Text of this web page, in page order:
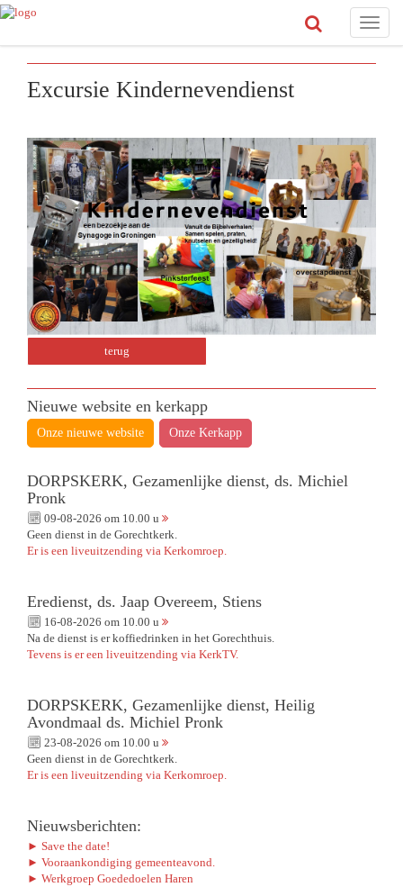
Toggle
Excursie Kindernevendienst
terug
Nieuwe website en kerkapp
Onze nieuwe website Onze Kerkapp
DORPSKERK, Gezamenlijke dienst, ds. Michiel
Pronk
09-08-2026 om 10.00 u
Geen dienst in de Gorechtkerk.
Er is een liveuitzending via Kerkomroep.
Eredienst, ds. Jaap Overeem, Stiens
16-08-2026 om 10.00 u
Na de dienst is er koffiedrinken in het Gorechthuis.
Tevens is er een liveuitzending via KerkTV.
DORPSKERK, Gezamenlijke dienst, Heilig
Avondmaal ds. Michiel Pronk
23-08-2026 om 10.00 u
Geen dienst in de Gorechtkerk.
Er is een liveuitzending via Kerkomroep.
Nieuwsberichten:
► Save the date!
► Vooraankondiging gemeenteavond.
► Werkgroep Goededoelen Haren